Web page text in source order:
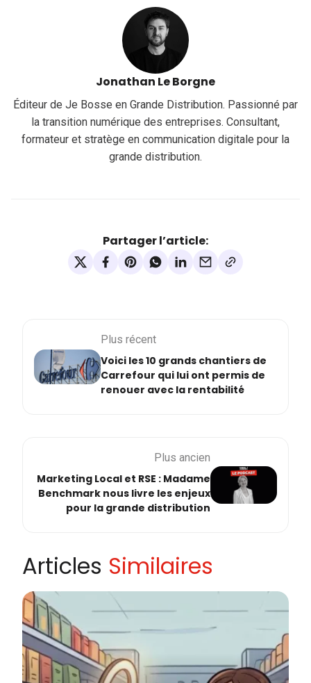
Jonathan Le Borgne
Éditeur de Je Bosse en Grande Distribution. Passionné par
la transition numérique des entreprises. Consultant,
formateur et stratège en communication digitale pour la
grande distribution.
Partager l’article:
Plus récent
Voici les 10 grands chantiers de
Carrefour qui lui ont permis de
renouer avec la rentabilité
Plus ancien
Marketing Local et RSE : Madame
Benchmark nous livre les enjeux
pour la grande distribution
Articles Similaires